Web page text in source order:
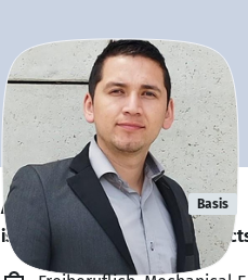
Angel Suarez Basis
is looking for freelance